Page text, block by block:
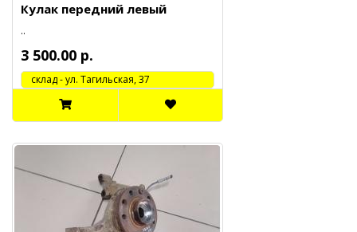
Кулак передний левый
..
3 500.00 р.
cклад - ул. Тагильская, 37